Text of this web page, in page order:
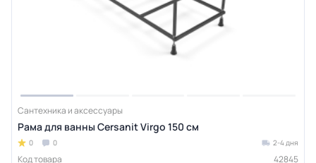
Сантехника и аксессуары
Рама для ванны Cersanit Virgo 150 см
0 0 2-4 дня
Код товара
42845